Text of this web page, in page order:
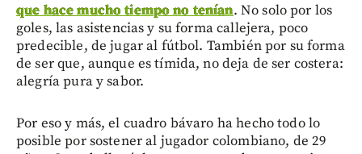
que hace mucho tiempo no tenían. No solo por los
goles, las asistencias y su forma callejera, poco
predecible, de jugar al fútbol. También por su forma
de ser que, aunque es tímida, no deja de ser costera:
alegría pura y sabor.
Por eso y más, el cuadro bávaro ha hecho todo lo
posible por sostener al jugador colombiano, de 29